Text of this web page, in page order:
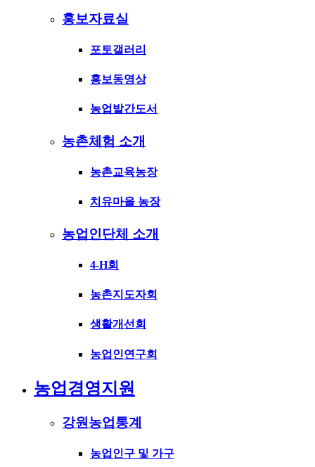
홍보자료실
포토갤러리
홍보동영상
농업발간도서
농촌체험 소개
농촌교육농장
치유마을 농장
농업인단체 소개
4-H회
농촌지도자회
생활개선회
농업인연구회
농업경영지원
강원농업통계
농업인구 및 가구